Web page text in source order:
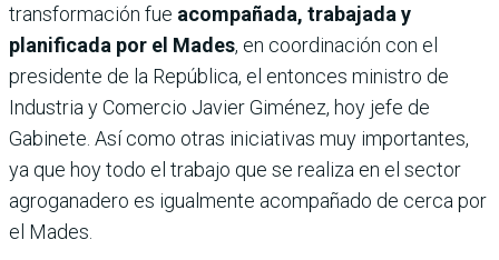
transformación fue acompañada, trabajada y
planificada por el Mades, en coordinación con el
presidente de la República, el entonces ministro de
Industria y Comercio Javier Giménez, hoy jefe de
Gabinete. Así como otras iniciativas muy importantes,
ya que hoy todo el trabajo que se realiza en el sector
agroganadero es igualmente acompañado de cerca por
el Mades.